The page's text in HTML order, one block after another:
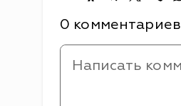
0 комментариев